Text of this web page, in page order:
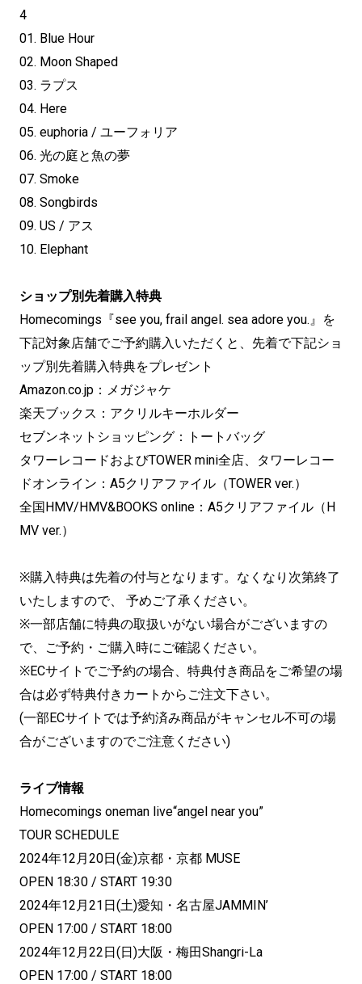
4
01. Blue Hour
02. Moon Shaped
03. ラプス
04. Here
05. euphoria / ユーフォリア
06. 光の庭と魚の夢
07. Smoke
08. Songbirds
09. US / アス
10. Elephant
ショップ別先着購入特典
Homecomings『see you, frail angel. sea adore you.』を
下記対象店舗でご予約購入いただくと、先着で下記ショ
ップ別先着購入特典をプレゼント
Amazon.co.jp：メガジャケ
楽天ブックス：アクリルキーホルダー
セブンネットショッピング：トートバッグ
タワーレコードおよびTOWER mini全店、タワーレコー
ドオンライン：A5クリアファイル（TOWER ver.）
全国HMV/HMV&BOOKS online：A5クリアファイル（H
MV ver.）
※購入特典は先着の付与となります。なくなり次第終了
いたしますので、 予めご了承ください。
※一部店舗に特典の取扱いがない場合がございますの
で、ご予約・ご購入時にご確認ください。
※ECサイトでご予約の場合、特典付き商品をご希望の場
合は必ず特典付きカートからご注文下さい。
(一部ECサイトでは予約済み商品がキャンセル不可の場
合がございますのでご注意ください)
ライブ情報
Homecomings oneman live“angel near you”
TOUR SCHEDULE
2024年12月20日(金)京都・京都 MUSE
OPEN 18:30 / START 19:30
2024年12月21日(土)愛知・名古屋JAMMIN’
OPEN 17:00 / START 18:00
2024年12月22日(日)大阪・梅田Shangri-La
OPEN 17:00 / START 18:00